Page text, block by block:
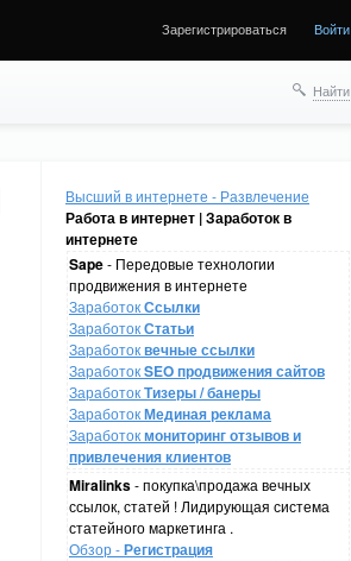
Зарегистрироваться Войти
Найти
Высший в интернете - Развлечение
Работа в интернет | Заработок в
интернете
Sape- Передовые технологии
продвижения в интернете
ЗаработокСсылки
ЗаработокСтатьи
Заработоквечные ссылки
ЗаработокSEO продвижения сайтов
ЗаработокТизеры / банеры
ЗаработокМединая реклама
Заработокмониторинг отзывов и
привлечения клиентов
Miralinks- покупка\продажа вечных
ссылок, статей ! Лидирующая система
статейного маркетинга .
Обзор -Регистрация